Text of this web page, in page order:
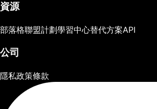
資源
部落格聯盟計劃學習中心替代方案API
公司
隱私政策條款